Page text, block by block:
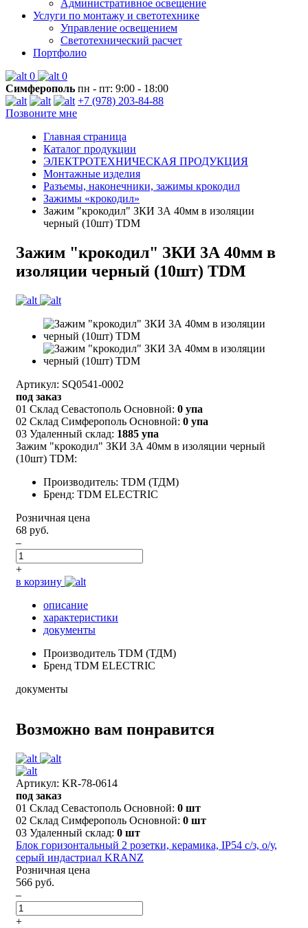
Административное освещение
Услуги по монтажу и светотехнике
Управление освещением
Светотехнический расчет
Портфолио
0
0
Симферополь пн - пт: 9:00 - 18:00
+7 (978) 203-84-88
Позвоните мне
Главная страница
Каталог продукции
ЭЛЕКТРОТЕХНИЧЕСКАЯ ПРОДУКЦИЯ
Монтажные изделия
Разъемы, наконечники, зажимы крокодил
Зажимы «крокодил»
Зажим "крокодил" ЗКИ 3А 40мм в изоляции
черный (10шт) TDM
Зажим "крокодил" ЗКИ 3А 40мм в
изоляции черный (10шт) TDM
Артикул: SQ0541-0002
под заказ
01 Склад Севастополь Основной: 0 упа
02 Склад Симферополь Основной: 0 упа
03 Удаленный склад: 1885 упа
Зажим "крокодил" ЗКИ 3А 40мм в изоляции черный
(10шт) TDM:
Производитель: TDM (ТДМ)
Бренд: TDM ELECTRIC
Розничная цена
68 руб.
–
+
в корзину
описание
характеристики
документы
Производитель TDM (ТДМ)
Бренд TDM ELECTRIC
документы
Возможно вам понравится
Артикул: KR-78-0614
под заказ
01 Склад Севастополь Основной: 0 шт
02 Склад Симферополь Основной: 0 шт
03 Удаленный склад: 0 шт
Блок горизонтальный 2 розетки, керамика, IP54 с/з, о/у,
серый индастриал KRANZ
Розничная цена
566 руб.
–
+